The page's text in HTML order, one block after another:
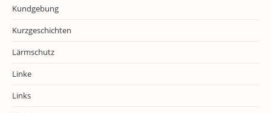
Kundgebung
Kurzgeschichten
Lärmschutz
Linke
Links